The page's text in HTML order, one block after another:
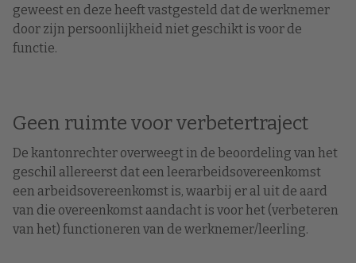
geweest en deze heeft vastgesteld dat de werknemer
door zijn persoonlijkheid niet geschikt is voor de
functie.
Geen ruimte voor verbetertraject
De kantonrechter overweegt in de beoordeling van het
geschil allereerst dat een leerarbeidsovereenkomst
een arbeidsovereenkomst is, waarbij er al uit de aard
van die overeenkomst aandacht is voor het (verbeteren
van het) functioneren van de werknemer/leerling.